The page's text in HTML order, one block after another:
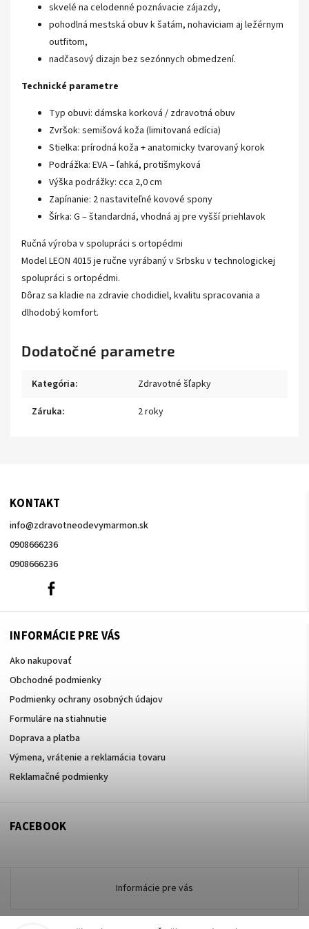
skvelé na celodenné poznávacie zájazdy,
pohodlná mestská obuv k šatám, nohaviciam aj ležérnym
outfitom,
nadčasový dizajn bez sezónnych obmedzení.
Technické parametre
Typ obuvi: dámska korková / zdravotná obuv
Zvršok: semišová koža (limitovaná edícia)
Stielka: prírodná koža + anatomicky tvarovaný korok
Podrážka: EVA – ľahká, protišmyková
Výška podrážky: cca 2,0 cm
Zapínanie: 2 nastaviteľné kovové spony
Šírka: G – štandardná, vhodná aj pre vyšší priehlavok
Ručná výroba v spolupráci s ortopédmi
Model LEON 4015 je ručne vyrábaný v Srbsku v technologickej
spolupráci s ortopédmi.
Dôraz sa kladie na zdravie chodidiel, kvalitu spracovania a
dlhodobý komfort.
Dodatočné parametre
Kategória:
Zdravotné šľapky
Záruka: 2 roky
KONTAKT
info@zdravotneodevymarmon.sk
0908666236
0908666236
0908666236
INFORMÁCIE PRE VÁS
Ako nakupovať
Obchodné podmienky
Podmienky ochrany osobných údajov
Formuláre na stiahnutie
Doprava a platba
Výmena, vrátenie a reklamácia tovaru
Reklamačné podmienky
FACEBOOK
Informácie pre vás